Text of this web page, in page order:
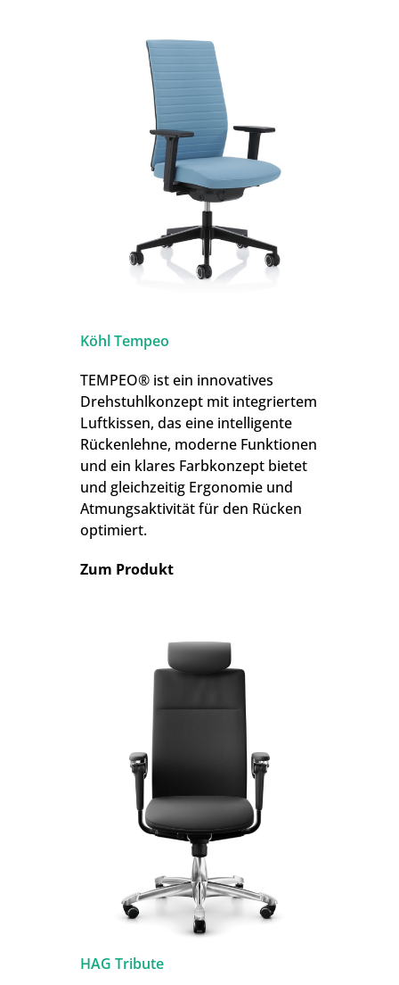
Köhl Tempeo
TEMPEO® ist ein innovatives
Drehstuhlkonzept mit integriertem
Luftkissen, das eine intelligente
Rückenlehne, moderne Funktionen
und ein klares Farbkonzept bietet
und gleichzeitig Ergonomie und
Atmungsaktivität für den Rücken
optimiert.
Zum Produkt
HAG Tribute